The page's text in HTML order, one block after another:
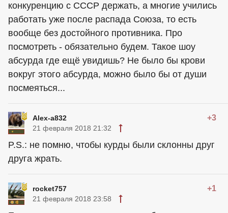
конкуренцию с СССР держать, а многие учились
работать уже после распада Союза, то есть
вообще без достойного противника. Про
посмотреть - обязательно будем. Такое шоу
абсурда где ещё увидишь? Не было бы крови
вокруг этого абсурда, можно было бы от души
посмеяться...
Alex-a832 +3
21 февраля 2018 21:32
P.S.: не помню, чтобы курды были склонны друг
друга жрать.
rocket757 +1
21 февраля 2018 23:58